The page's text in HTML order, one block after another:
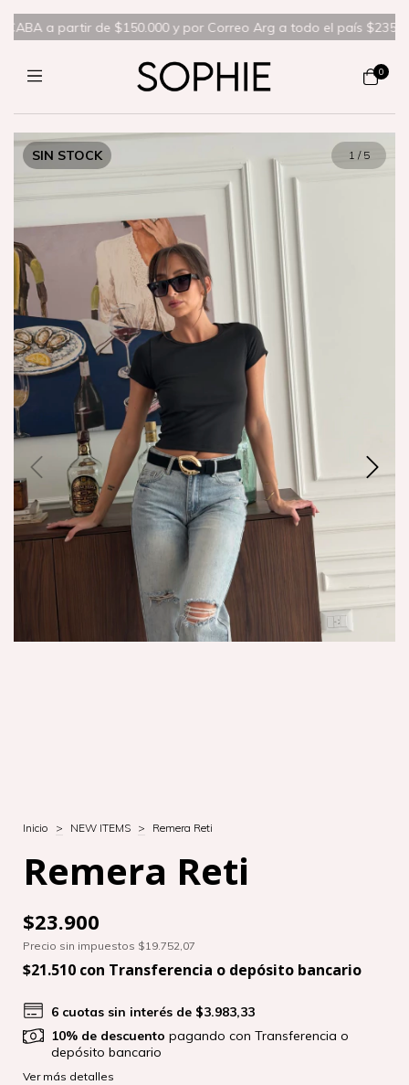
a partir de $150.000 y por Correo Arg a todo el país
0
SIN STOCK 1 / 5
Inicio > NEW ITEMS > Remera Reti
Remera Reti
$23.900
Precio sin impuestos $19.752,07
$21.510 con Transferencia o depósito bancario
6 cuotas sin interés de $3.983,33
10% de descuento pagando con Transferencia o
depósito bancario
Ver más detalles